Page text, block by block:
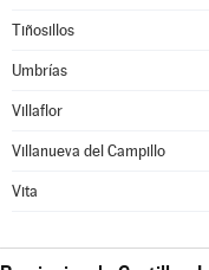
Tiñosillos
Umbrías
Villaflor
Villanueva del Campillo
Vita